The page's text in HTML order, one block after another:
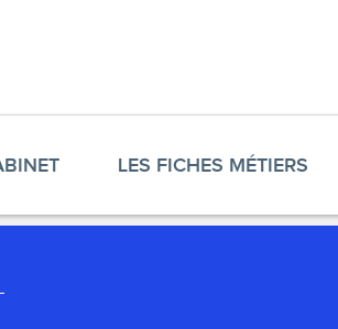
LES FICHES MÉTIERS